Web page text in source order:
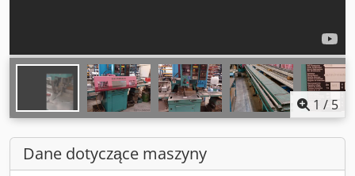
1 / 5
Dane dotyczące maszyny